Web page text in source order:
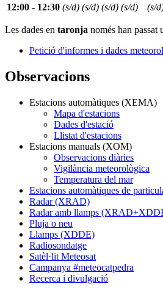
12:00 - 12:30 (s/d) (s/d) (s/d) (s/d) (s/
Les dades en taronja només han passat
Petició d'informes i dades
Observacions
Estacions automàtiques (XEMA)
Mapa d'estacions
Dades d'estació
Llistat d'estacions
Estacions manuals (XOM)
Observacions diàries
Vigilància meteorològica
Temperatura del mar
Estacions automàtiques de
Radar (XRAD)
Radar amb llamps
Pluja o neu
Llamps (XDDE)
Radiosondatge
Satèl·lit Meteosat
Campanya #meteocatpedra
Recerca i divulgació